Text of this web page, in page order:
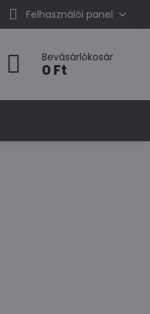
Felhasználói panel
Bevásárlókosár
0 Ft